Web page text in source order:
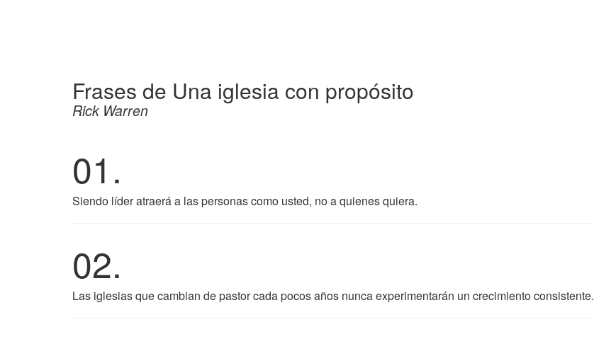
Frases de Una iglesia con propósito
Rick Warren
01.
Siendo líder atraerá a las personas como usted, no a quienes quiera.
02.
Las iglesias que cambian de pastor cada pocos años nunca experimentarán un crecimiento consistente.